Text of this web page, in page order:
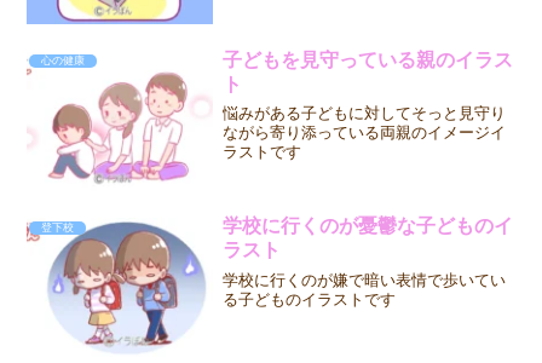
心の健康
子どもを見守っている親のイラス
ト
悩みがある子どもに対してそっと見守り
ながら寄り添っている両親のイメージイ
ラストです
登下校
学校に行くのが憂鬱な子どものイ
ラスト
学校に行くのが嫌で暗い表情で歩いてい
る子どものイラストです